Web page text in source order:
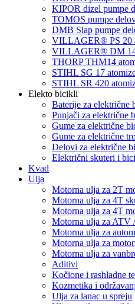
KIPOR dizel pumpe
TOMOS pumpe
DMB Slap pumpe
VILLAGER® PS 20
VILLAGER® DM 14
THORP THM14
STIHL SG 17
STIHL SR 420
Elekto bicikli
Baterije za električne
Punjači za električne
Gume za električne
Gume za električne
Delovi za električne
Električni skuteri i
Kvad
Ulja
Motorna ulja za 2T
Motorna ulja za 4T
Motorna ulja za 4T
Motorna ulja za ATV
Motorna ulja za
Motorna ulja za
Motorna ulja za
Aditivi
Kočione i rashladne
Kozmetika i
Ulja za lanac u spreju